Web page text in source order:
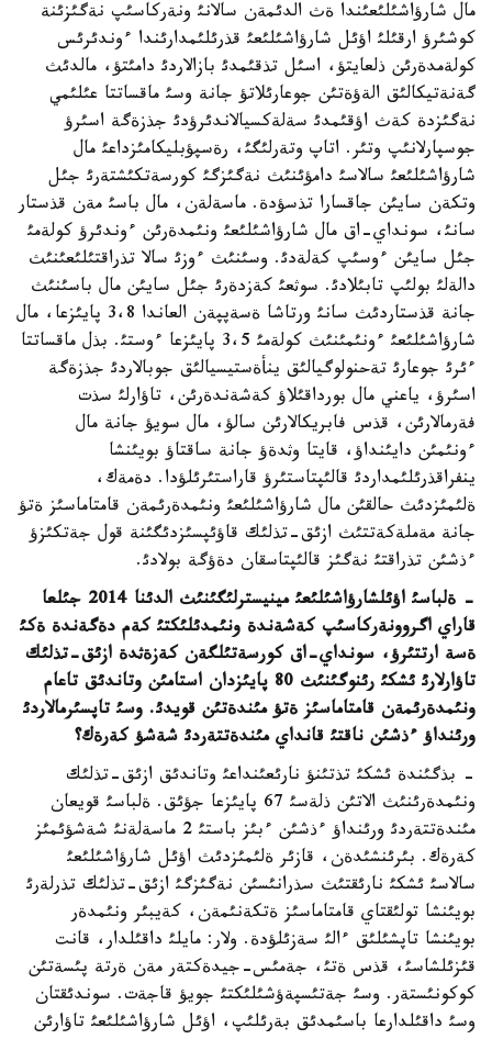
مال شارؤاشئلئعئندا ةث الدئمةن سالانئ ونةركاسئپ نةگئزئنة
كوشئرؤ ارقئلئ اؤئل شارؤاشئلئعئ قذرئلئمدارئندا ءوندئرئس
كولةمدةرئن ذلعايتؤ، اسئل تذقئمدئ بازالاردئ دامئتؤ، مالدئث
گةنةتيكالئق الةؤةتئن جوعارئلاتؤ جانة وسئ ماقساتتا عئلئمي
نةگئزدة كةث اؤقئمدئ سةلةكسيالاندئرؤدئ جذزةگة اسئرؤ
جوسپارلانئپ وتئر. اتاپ وتةرلئگئ، رةسپؤبليكامئزداعئ مال
شارؤاشئلئعئ سالاسئ دامؤئنئث نةگئزگئ كورسةتكئشتةرئ جئل
وتكةن سايئن جاقسارا تذسؤدة. ماسةلةن، مال باسئ مةن قذستار
سانئ، سونداي-اق مال شارؤاشئلئعئ ونئمدةرئن ءوندئرؤ كولةمئ
جئل سايئن ءوسئپ كةلةدئ. وسئنئث ءوزئ سالا تذراقتئلئعئنئث
دالةلئ بولئپ تابئلادئ. سوثعئ كةزدةرئ جئل سايئن مال باسئنئث
جانة قذستاردئث سانئ ورتاشا ةسةپپةن العاندا 3،8 پايئزعا، مال
شارؤاشئلئعئ ءونئمئنئث كولةمئ 3،5 پايئزعا ءوستئ. بذل ماقساتتا
ءئرئ جوعارئ تةحنولوگيالئق ينأةستيسيالئق جوبالاردئ جذزةگة
اسئرؤ، ياعني مال بورداقئلاؤ كةشةندةرئن، تاؤارلئ سذت
فةرمالارئن، قذس فابريكالارئن سالؤ، مال سويؤ جانة مال
ءونئمئن دايئنداؤ، قايتا وثدةؤ جانة ساقتاؤ بويئنشا
ينفراقذرئلئمداردئ قالئپتاستئرؤ قاراستئرئلؤدا. دةمةك،
ةلئمئزدئث حالقئن مال شارؤاشئلئعئ ونئمدةرئمةن قامتاماسئز ةتؤ
جانة مةملةكةتتئث ازئق-تذلئك قاؤئپسئزدئگئنة قول جةتكئزؤ
ءذشئن تذراقتئ نةگئز قالئپتاسقان دةؤگة بولادئ.
- ةلباسئ اؤئلشارؤاشئلئعئ مينيسترلئگئنئث الدئنا 2014 جئلعا
قاراي اگروونةركاسئپ كةشةندة ونئمدئلئكتئ كةم دةگةندة ةكئ
ةسة ارتتئرؤ، سونداي-اق كورسةتئلگةن كةزةثدة ازئق-تذلئك
تاؤارلارئ ئشكئ رئنوگئنئث 80 پايئزدان استامئن وتاندئق تاعام
ونئمدةرئمةن قامتاماسئز ةتؤ مئندةتئن قويدئ. وسئ تاپسئرمالاردئ
ورئنداؤ ءذشئن ناقتئ قانداي مئندةتتةردئ شةشؤ كةرةك؟
- بذگئندة ئشكئ تذتئنؤ نارئعئنداعئ وتاندئق ازئق-تذلئك
ونئمدةرئنئث الاتئن ذلةسئ 67 پايئزعا جؤئق. ةلباسئ قويعان
مئندةتتةردئ ورئنداؤ ءذشئن ءبئز باستئ 2 ماسةلةنئ شةشؤئمئز
كةرةك. بئرئنشئدةن، قازئر ةلئمئزدئث اؤئل شارؤاشئلئعئ
سالاسئ ئشكئ نارئقتئث سذرانئسئن نةگئزگئ ازئق-تذلئك تذرلةرئ
بويئنشا تولئقتاي قامتاماسئز ةتكةنئمةن، كةيبئر ونئمدةر
بويئنشا تاپشئلئق ءالئ سةزئلؤدة. ولار: مايلئ داقئلدار، قانت
قئزئلشاسئ، قذس ةتئ، جةمئس-جيدةكتةر مةن ةرتة پئسةتئن
كوكونئستةر. وسئ جةتئسپةؤشئلئكتئ جويؤ قاجةت. سوندئقتان
وسئ داقئلدارعا باسئمدئق بةرئلئپ، اؤئل شارؤاشئلئعئ تاؤارئن